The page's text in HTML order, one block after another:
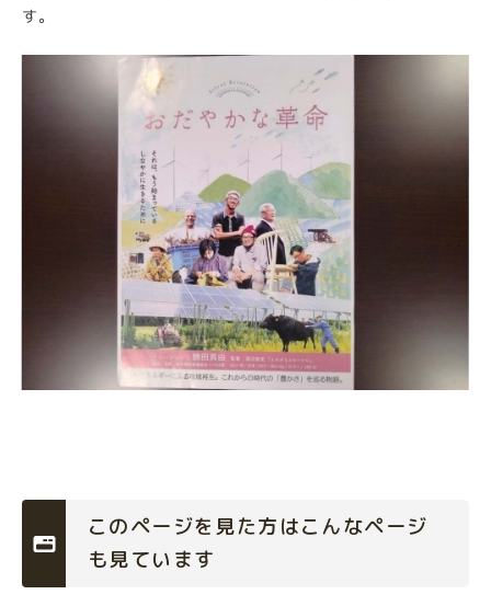
す。
このページを見た方はこんなページ
も見ています